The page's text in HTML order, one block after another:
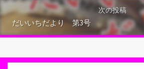
次の投稿
だいいちだより 第3号